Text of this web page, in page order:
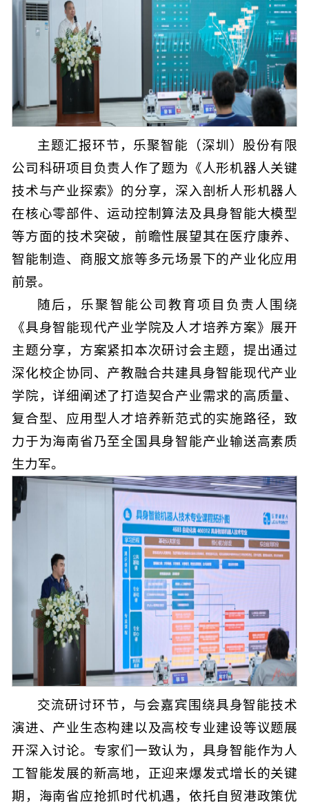
主题汇报环节，乐聚智能（深圳）股份有限
公司科研项目负责人作了题为《人形机器人关键
技术与产业探索》的分享，深入剖析人形机器人
在核心零部件、运动控制算法及具身智能大模型
等方面的技术突破，前瞻性展望其在医疗康养、
智能制造、商服文旅等多元场景下的产业化应用
前景。
随后，乐聚智能公司教育项目负责人围绕
《具身智能现代产业学院及人才培养方案》展开
主题分享，方案紧扣本次研讨会主题，提出通过
深化校企协同、产教融合共建具身智能现代产业
学院，详细阐述了打造契合产业需求的高质量、
复合型、应用型人才培养新范式的实施路径，致
力于为海南省乃至全国具身智能产业输送高素质
生力军。
交流研讨环节，与会嘉宾围绕具身智能技术
演进、产业生态构建以及高校专业建设等议题展
开深入讨论。专家们一致认为，具身智能作为人
工智能发展的新高地，正迎来爆发式增长的关键
期，海南省应抢抓时代机遇，依托自贸港政策优